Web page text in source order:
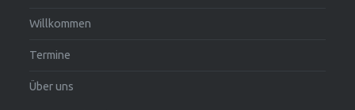
Willkommen
Termine
Über uns